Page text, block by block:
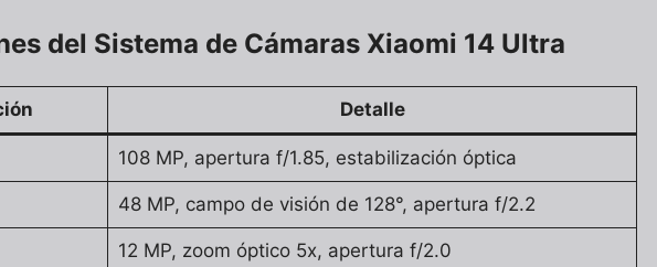
del Sistema de Cámaras Xiaomi 14 Ultra
Detalle
108 MP, apertura f/1.85, estabilización óptica
48 MP, campo de visión de 128°, apertura f/2.2
12 MP, zoom óptico 5x, apertura f/2.0